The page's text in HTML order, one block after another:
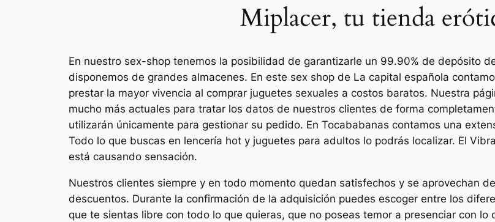
Miplacer, tu tienda
En nuestro sex-shop tenemos la posibilidad de garantizarle un 99.90% de depósito
disponemos de grandes almacenes. En este sex shop de La capital española
prestar la mayor vivencia al comprar juguetes sexuales a costos baratos. Nuestra
mucho más actuales para tratar los datos de nuestros clientes de forma
utilizarán únicamente para gestionar su pedido. En Tocababanas contamos una
Todo lo que buscas en lencería hot y juguetes para adultos lo podrás localizar. El
está causando sensación.
Nuestros clientes siempre y en todo momento quedan satisfechos y se aprovechan
descuentos. Durante la confirmación de la adquisición puedes escoger entre los
que te sientas libre con todo lo que quieras, que no poseas temor a presenciar con lo